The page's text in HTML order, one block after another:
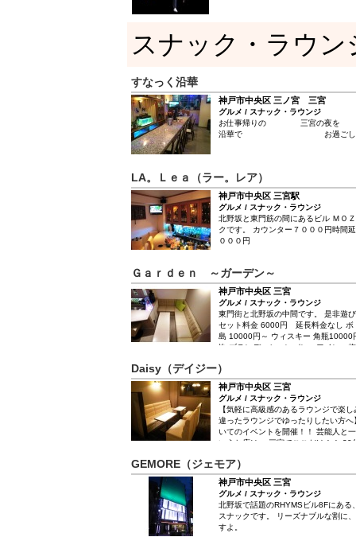
スナック・ラウン
すなっく沿華
神戸市中央区 三ノ宮 三宮
グルメ / スナック・ラウンジ
お仕事帰りの 三宮の
沿華で お過ごしくだ
LA。Ｌｅａ（ラー。レア）
神戸市中央区 三宮駅
グルメ / スナック・ラウンジ
北野坂と東門筋の間にあるビル ＭＯ
クです。 カウンター７０００円時間
０００円
Ｇａｒｄｅｎ ～ガーデン～
神戸市中央区 三宮
グルメ / スナック・ラウンジ
東門街と北野坂の中間です。 是非遊
セット料金 6000円 延長料金なし ボ
島 10000円～ ウィスキー 角瓶10000
他 ブランデ、シャンパン、ワイン、
Daisy（デイジー）
神戸市中央区 三宮
グルメ / スナック・ラウンジ
【気軽に高級感のあるラウンジで楽
違ったラウンジでゆったりしたい方
いてのイベントを開催！！ 芸能人と
いうお店は、 三宮でここだけ！！ 20
ております。 キャストも20名在籍と
子が在籍しています。 芸能人を招い
開催しています！！ 「Daisy」でしか
てます♪ 店内はムードある高級感仕様
時間が流れる癒し空間♪ 高級感があ
分6,000円】【延長20分1,800円】と
格！！ 雰囲気はアットホーム！！ 気
GEMORE（ジェモア）
神戸市中央区 三宮
グルメ / スナック・ラウンジ
北野坂で話題のRHYMSビル8Fにある
スナックです。 リーズナブルな割に
すよ。